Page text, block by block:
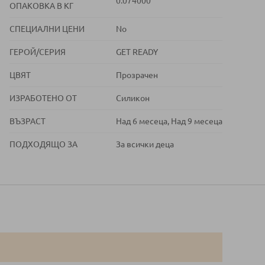
ОПАКОВКА В КГ
СПЕЦИАЛНИ ЦЕНИ No
ГЕРОЙ/СЕРИЯ GET READY
ЦВЯТ Прозрачен
ИЗРАБОТЕНО ОТ Силикон
ВЪЗРАСТ Над 6 месеца, Над 9 месеца
ПОДХОДЯЩО ЗА За всички деца